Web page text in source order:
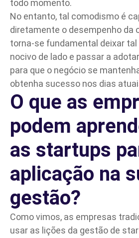
todo momento.
No entanto, tal comodismo é
diretamente o desempenho da
torna-se fundamental deixar
nocivo de lado e passar a
para que o negócio se
obtenha sucesso nos dias
O que as
podem
as startups
aplicação na
gestão?
Como vimos, as empresas
usar as lições da gestão de